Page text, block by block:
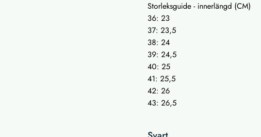
Storleksguide - innerlängd (CM)
36: 23
37: 23,5
38: 24
39: 24,5
40: 25
41: 25,5
42: 26
43: 26,5